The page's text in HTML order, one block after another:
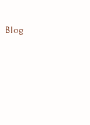
Blog